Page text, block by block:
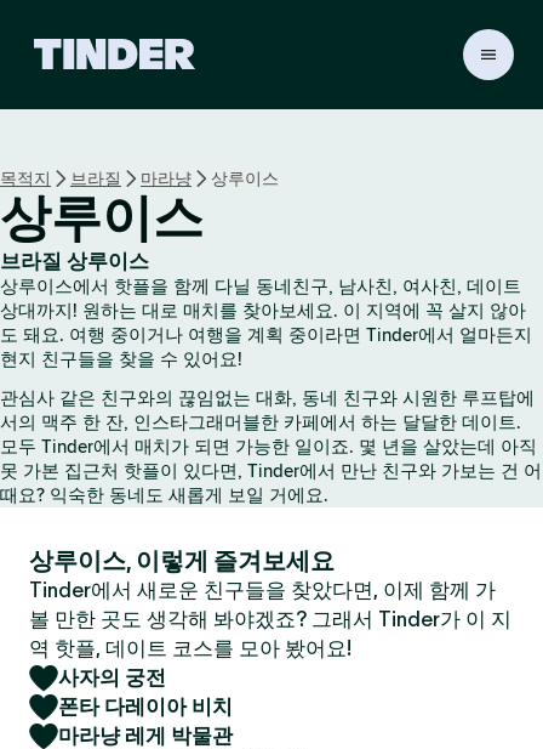
r
목적지 브라질 마라냥 상루이스
상루이스
브라질 상루이스
상루이스에서 핫플을 함께 다닐 동네친구, 남사친, 여사친, 데이트
상대까지! 원하는 대로 매치를 찾아보세요. 이 지역에 꼭 살지 않아
도 돼요. 여행 중이거나 여행을 계획 중이라면 Tinder에서 얼마든지
현지 친구들을 찾을 수 있어요!
관심사 같은 친구와의 끊임없는 대화, 동네 친구와 시원한 루프탑에
서의 맥주 한 잔, 인스타그래머블한 카페에서 하는 달달한 데이트.
모두 Tinder에서 매치가 되면 가능한 일이죠. 몇 년을 살았는데 아직
못 가본 집근처 핫플이 있다면, Tinder에서 만난 친구와 가보는 건 어
때요? 익숙한 동네도 새롭게 보일 거에요.
상루이스, 이렇게 즐겨보세요
Tinder에서 새로운 친구들을 찾았다면, 이제 함께 가
볼 만한 곳도 생각해 봐야겠죠? 그래서 Tinder가 이 지
역 핫플, 데이트 코스를 모아 봤어요!
사자의 궁전
폰타 다레이아 비치
마라냥 레게 박물관